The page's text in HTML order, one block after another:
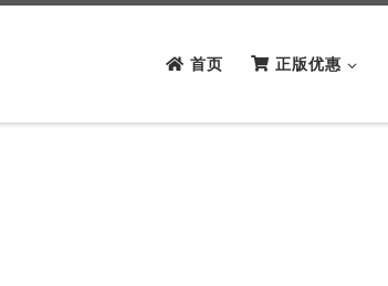
首页 正版优惠